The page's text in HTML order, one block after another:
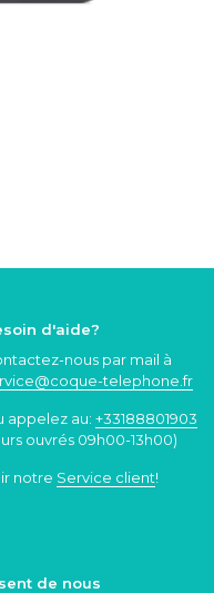
d'aide?
nous par mail à
-telephone.fr
appelez au: +33188801903
ouvrés 09h00-13h00)
notre Service client!
de nous